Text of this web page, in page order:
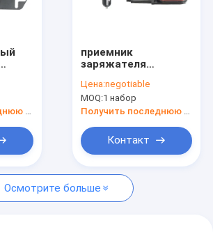
Получить последнюю цену
приемник
заряжателя
камеры вида сзади
автомобиля
ночного видения
Цена:negotiable
MOQ:1 набор
Получить последнюю цену
Контакт
Осмотрите больше